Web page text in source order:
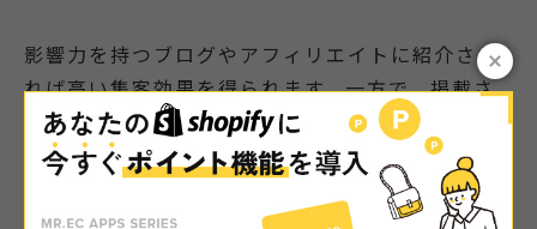
影響力を持つブログやアフィリエイトに紹介され
れば高い集客効果を得られます。一方で、掲載さ
れたサイトの監視が難しいため、広告の質をコン
トロールするのが成果を上げるポイントです。